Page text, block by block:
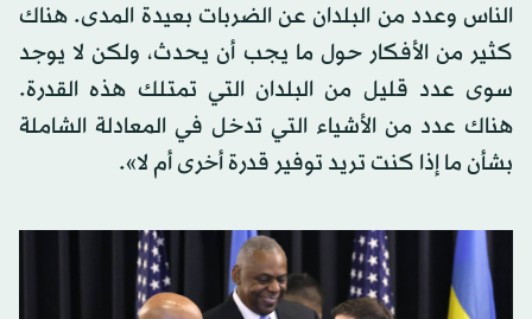
الناس وعدد من البلدان عن الضربات بعيدة المدى. هناك
كثير من الأفكار حول ما يجب أن يحدث، ولكن لا يوجد
سوى عدد قليل من البلدان التي تمتلك هذه القدرة.
هناك عدد من الأشياء التي تدخل في المعادلة الشاملة
بشأن ما إذا كنت تريد توفير قدرة أخرى أم لا».